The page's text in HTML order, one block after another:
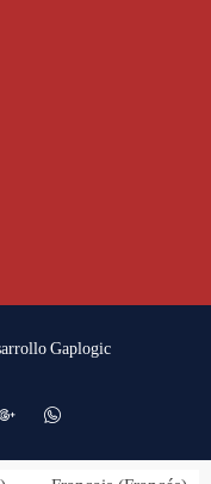
Gaplogic